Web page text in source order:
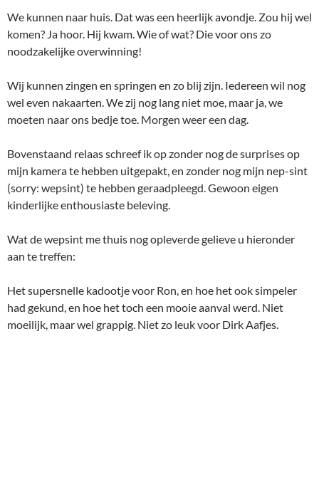
We kunnen naar huis. Dat was een heerlijk avondje. Zou hij wel
komen? Ja hoor. Hij kwam. Wie of wat? Die voor ons zo
noodzakelijke overwinning!
Wij kunnen zingen en springen en zo blij zijn. Iedereen wil nog
wel even nakaarten. We zij nog lang niet moe, maar ja, we
moeten naar ons bedje toe. Morgen weer een dag.
Bovenstaand relaas schreef ik op zonder nog de surprises op
mijn kamera te hebben uitgepakt, en zonder nog mijn nep-sint
(sorry: wepsint) te hebben geraadpleegd. Gewoon eigen
kinderlijke enthousiaste beleving.
Wat de wepsint me thuis nog opleverde gelieve u hieronder
aan te treffen:
Het supersnelle kadootje voor Ron, en hoe het ook simpeler
had gekund, en hoe het toch een mooie aanval werd. Niet
moeilijk, maar wel grappig. Niet zo leuk voor Dirk Aafjes.